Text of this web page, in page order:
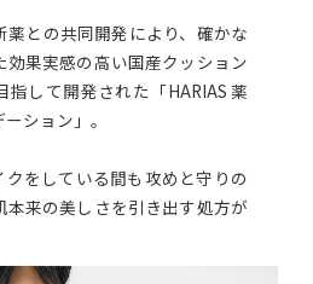
との共同開発により、確かな
効果実感の高い国産クッション
指して開発された 「HARIAS 薬
ション」。
をしている間も攻めと守りの
本来の美しさを引き出す処方が